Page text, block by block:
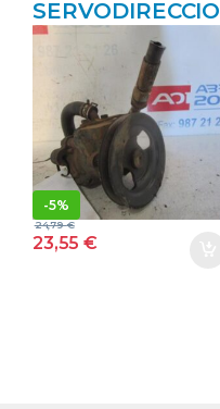
SERVODIRECCIO
N MITSUBISHI
MONTERO
(L040)(1984->)
2.5 TD 4×4 4 D
56 T 4D56T LILA
-5%
23,55€
24,79€